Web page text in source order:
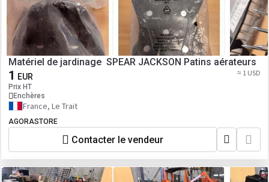
Matériel de jardinage SPEAR JACKSON Patins aérateurs
1 EUR
Prix HT
Enchères
≈ 1 USD
France, Le Trait
AGORASTORE
Contacter le vendeur